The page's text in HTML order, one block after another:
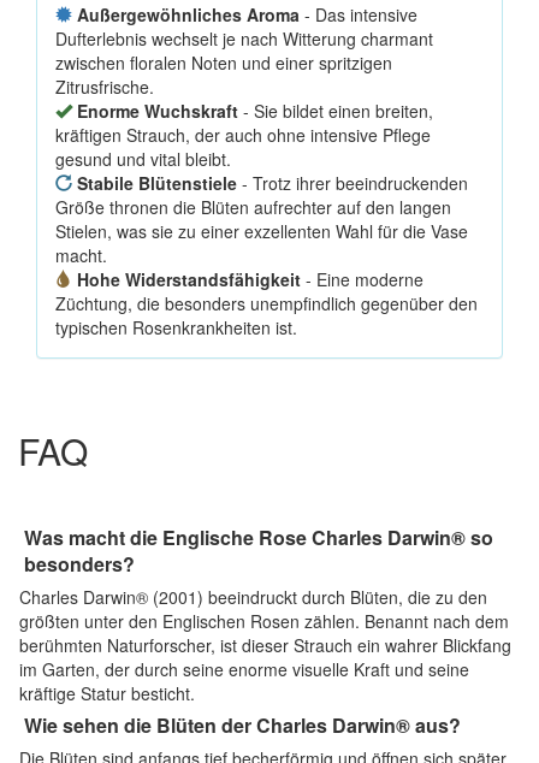
Außergewöhnliches Aroma - Das intensive
Dufterlebnis wechselt je nach Witterung charmant
zwischen floralen Noten und einer spritzigen
Zitrusfrische.
Enorme Wuchskraft - Sie bildet einen breiten,
kräftigen Strauch, der auch ohne intensive Pflege
gesund und vital bleibt.
Stabile Blütenstiele - Trotz ihrer beeindruckenden
Größe thronen die Blüten aufrechter auf den langen
Stielen, was sie zu einer exzellenten Wahl für die Vase
macht.
Hohe Widerstandsfähigkeit - Eine moderne
Züchtung, die besonders unempfindlich gegenüber den
typischen Rosenkrankheiten ist.
FAQ
Was macht die Englische Rose Charles Darwin® so
besonders?
Charles Darwin® (2001) beeindruckt durch Blüten, die zu den
größten unter den Englischen Rosen zählen. Benannt nach dem
berühmten Naturforscher, ist dieser Strauch ein wahrer Blickfang
im Garten, der durch seine enorme visuelle Kraft und seine
kräftige Statur besticht.
Wie sehen die Blüten der Charles Darwin® aus?
Die Blüten sind anfangs tief becherförmig und öffnen sich später